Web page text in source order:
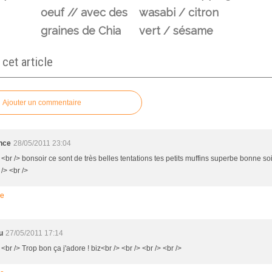
oeuf // avec des
graines de Chia
wasabi / citron
vert / sésame
cet article
Ajouter un commentaire
28/05/2011 23:04
<br /> bonsoir ce sont de très belles tentations tes petits muffins superbe bonne
> <br />
27/05/2011 17:14
/> Trop bon ça j'adore ! biz<br /> <br /> <br /> <br />